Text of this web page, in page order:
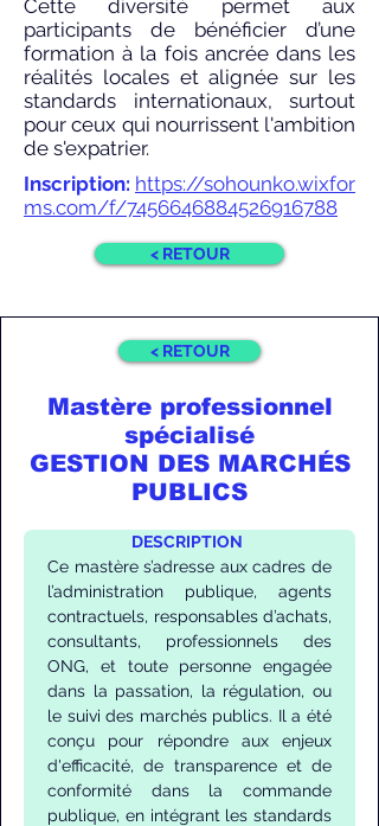
Cette diversité permet aux
participants de bénéficier d’une
formation à la fois ancrée dans les
réalités locales et alignée sur les
standards internationaux, surtout
pour ceux qui nourrissent l'ambition
de s'expatrier.
Inscription: https://sohounko.wixfor
ms.com/f/7456646884526916788
< RETOUR
< RETOUR
Mastère professionnel
spécialisé
GESTION DES MARCHÉS
PUBLICS
DESCRIPTION
Ce mastère s’adresse aux cadres de
l’administration publique, agents
contractuels, responsables d’achats,
consultants, professionnels des
ONG, et toute personne engagée
dans la passation, la régulation, ou
le suivi des marchés publics. Il a été
conçu pour répondre aux enjeux
d'efficacité, de transparence et de
conformité dans la commande
publique, en intégrant les standards